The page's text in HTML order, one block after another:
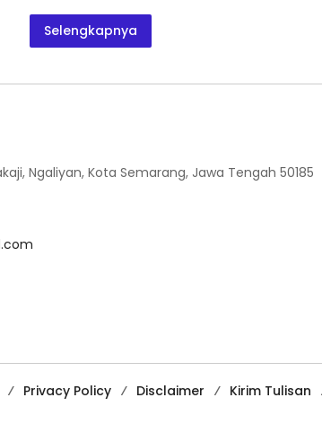
Selengkapnya
Ngaliyan, Kota Semarang, Jawa Tengah 50185
Privacy Policy Disclaimer Kirim Tulisan